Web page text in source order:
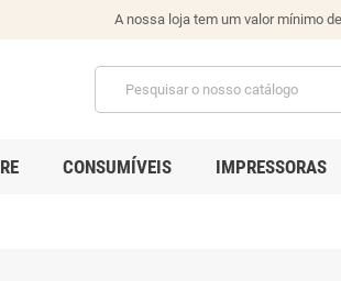
A nossa loja tem um valor mínimo
CONSUMÍVEIS IMPRESSORAS